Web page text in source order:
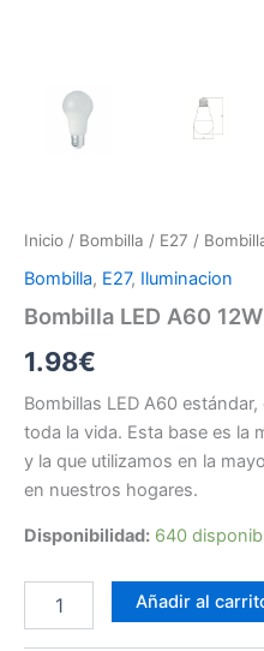
Inicio / Bombilla / E27 /
Bombilla, E27, Iluminacion
Bombilla LED A60
1.98€
Bombillas LED A60
toda la vida. Esta base es la
y la que utilizamos en la
en nuestros hogares.
Disponibilidad: 640
Añadir al